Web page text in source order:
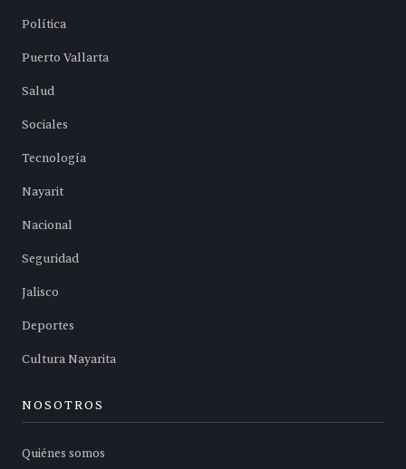
Política
Puerto Vallarta
Salud
Sociales
Tecnología
Nayarit
Nacional
Seguridad
Jalisco
Deportes
Cultura Nayarita
NOSOTROS
Quiénes somos